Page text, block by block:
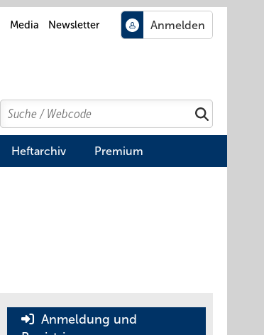
Media Newsletter
Search
Suchen
Heftarchiv Premium
Anmeldung und